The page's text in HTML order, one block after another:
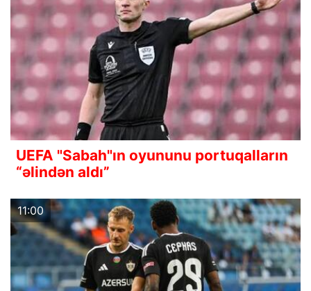
UEFA "Sabah"ın oyununu portuqalların
“əlindən aldı”
11:00